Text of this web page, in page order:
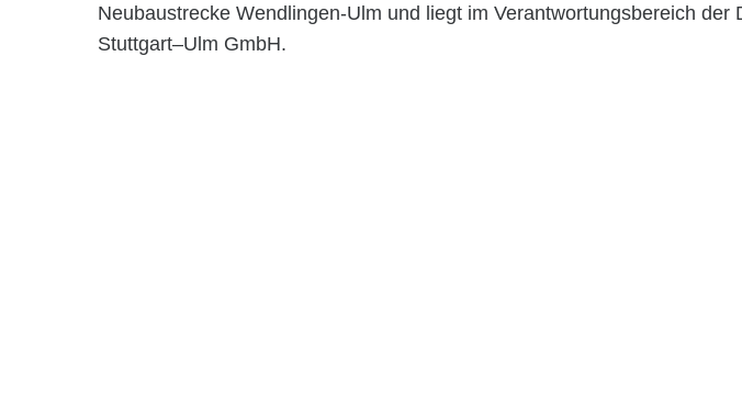
Neubaustrecke Wendlingen-Ulm und liegt im Verantwortungsbereich der
Stuttgart–Ulm GmbH.